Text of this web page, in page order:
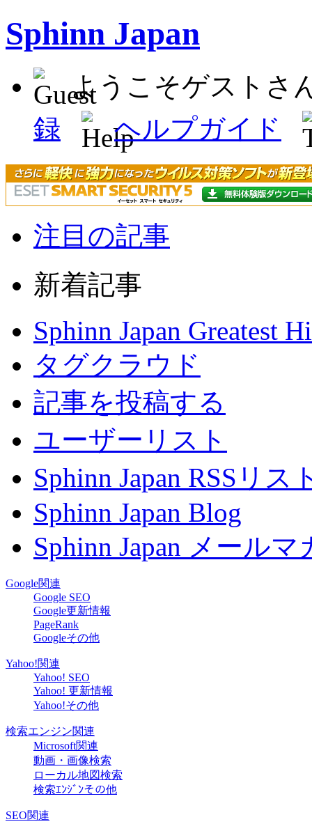
Sphinn Japan
ようこそゲスト
録
ヘルプガイド
注目の記事
新着記事
Sphinn Japan Greatest
タグクラウド
記事を投稿する
ユーザーリスト
Sphinn Japan RSSリス
Sphinn Japan Blog
Sphinn Japan メールマ
Google関連
Google SEO
Google更新情報
PageRank
Googleその他
Yahoo!関連
Yahoo! SEO
Yahoo! 更新情報
Yahoo!その他
検索エンジン関連
Microsoft関連
動画・画像検索
ローカル地図検索
検索ｴﾝｼﾞﾝその他
SEO関連